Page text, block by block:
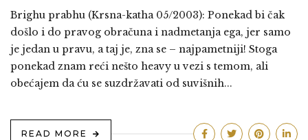
Brighu prabhu (Krsna-katha 05/2003): Ponekad bi čak
došlo i do pravog obračuna i nadmetanja ega, jer samo
je jedan u pravu, a taj je, zna se – najpametniji! Stoga
ponekad znam reći nešto heavy u vezi s temom, ali
obećajem da ću se suzdržavati od suvišnih...
READ MORE